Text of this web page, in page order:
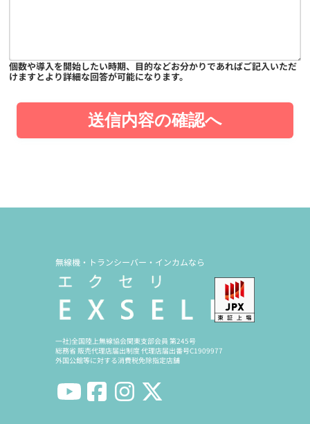
個数や導入を開始したい時期、目的などお分かりであればご記入いただ
けますとより詳細な回答が可能になります。
送信内容の確認へ
無線機・トランシーバー・インカムなら
一社)全国陸上無線協会関東支部会員 第245号
総務省 販売代理店届出制度 代理店届出番号C1909977
外国公館等に対する消費税免除指定店舗